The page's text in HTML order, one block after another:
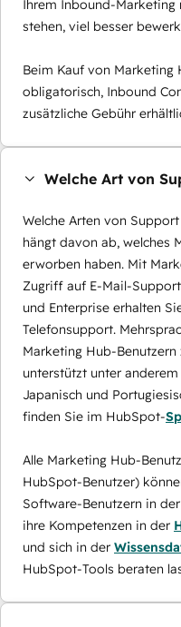
Ihrem Inbound-
stehen, viel besser
Beim Kauf von
obligatorisch, Inbound
zusätzliche Gebühr
Welche Art von
Welche Arten von
hängt davon ab, welches
erworben haben. Mit
Zugriff auf E-Mail-
und Enterprise erhalten
Telefonsupport.
Marketing Hub-
unterstützt unter anderem
Japanisch und
finden Sie im HubSpot-
Alle Marketing Hub-
HubSpot-Benutzer)
Software-Benutzern in der
ihre Kompetenzen in der
und sich in der
HubSpot-Tools beraten